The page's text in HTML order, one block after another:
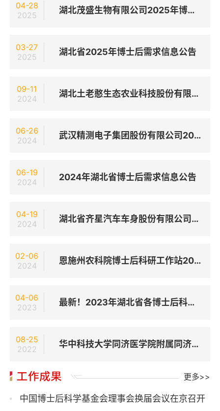
湖北茂盛生物有限公司2025年博士后研究人员招收公告
04-28
2025
湖北省2025年博士后需求信息公告
03-27
2025
湖北土老憨生态农业科技股份有限公司2024年博士后研究人员招聘公告
09-11
2024
武汉精测电子集团股份有限公司2024年博士后研究人员招聘公告
06-26
2024
2024年湖北省博士后需求信息公告
06-19
2024
湖北省齐星汽车车身股份有限公司博士后科研工作站2024年度博士后招聘启事
04-19
2024
恩施州农科院博士后科研工作站2024年度博士后招聘启事
02-06
2024
最新！2023年湖北省各博士后科研平台岗位发布
04-06
2023
华中科技大学同济医学院附属同济医院（武汉同济医院 ）博士后招聘启事
08-25
2022
更多>>
中国博士后科学基金会理事会换届会议在京召开